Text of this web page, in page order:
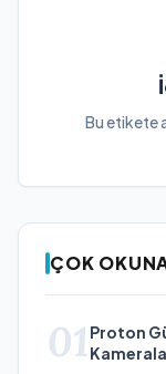
Bu etikete
ÇOK
01 Proton